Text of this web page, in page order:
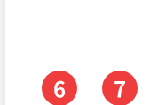
6
7